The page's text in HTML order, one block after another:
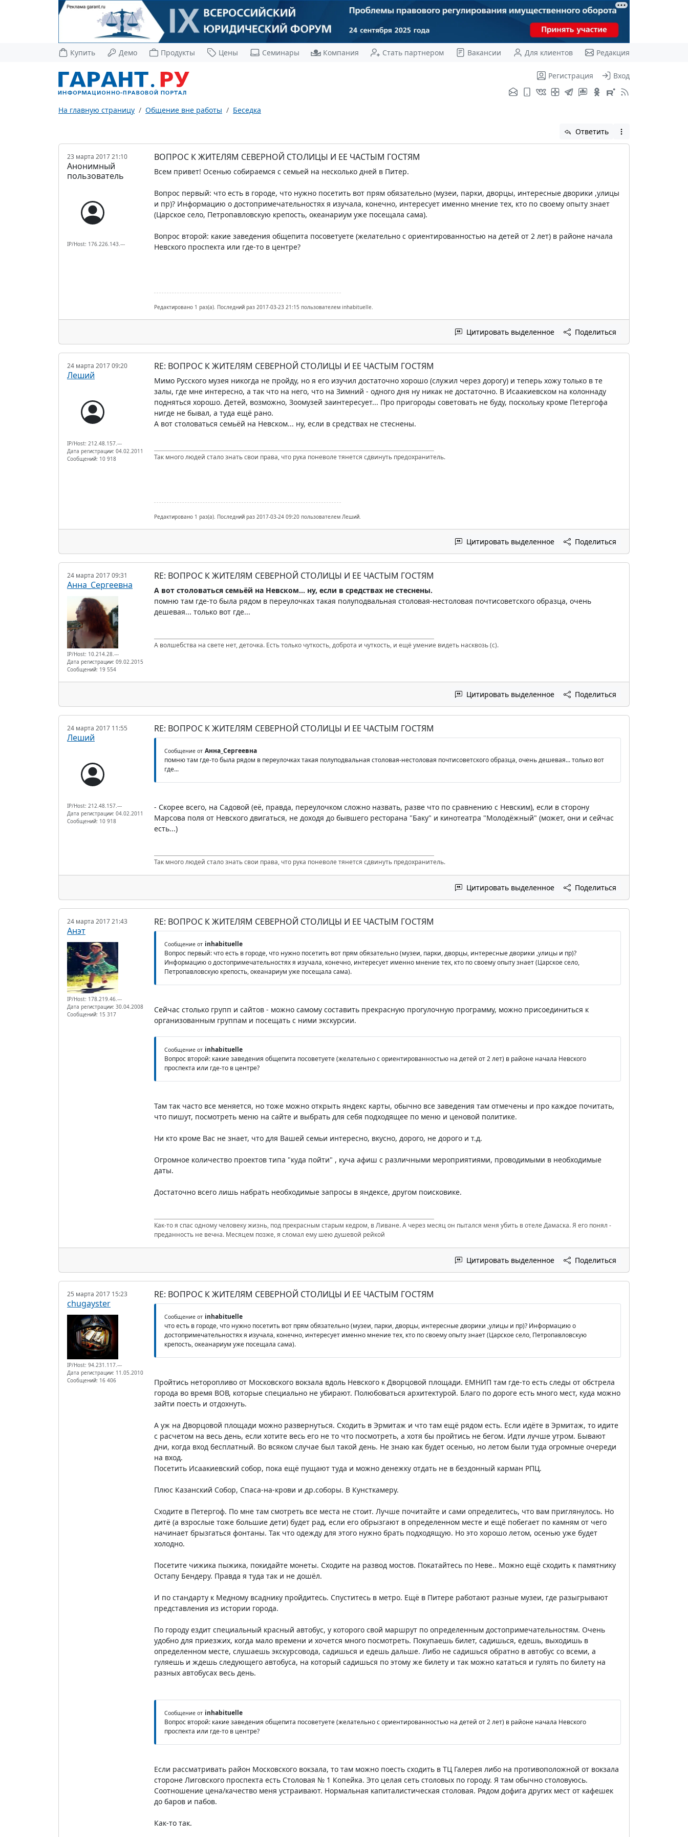
Купить Демо Продукты Цены Семинары Компания Стать партнером Вакансии Для клиентов Редакция
Регистрация Вход
На главную страницу Общение вне работы Беседка
Ответить
23 марта 2017 21:10
Анонимный
пользователь
IP/Host: 176.226.143.---
ВОПРОС К ЖИТЕЛЯМ СЕВЕРНОЙ СТОЛИЦЫ И ЕЕ ЧАСТЫМ ГОСТЯМ
Всем привет! Осенью собираемся с семьей на несколько дней в Питер.
Вопрос первый: что есть в городе, что нужно посетить вот прям обязательно (музеи, парки, дворцы, интересные дворики ,улицы
и пр)? Информацию о достопримечательностях я изучала, конечно, интересует именно мнение тех, кто по своему опыту знает
(Царское село, Петропавловскую крепость, океанариум уже посещала сама).
Вопрос второй: какие заведения общепита посоветуете (желательно с ориентированностью на детей от 2 лет) в районе начала
Невского проспекта или где-то в центре?
Редактировано 1 раз(а). Последний раз 2017-03-23 21:15 пользователем inhabituelle.
Цитировать выделенное Поделиться
24 марта 2017 09:20
Леший
IP/Host: 212.48.157.---
Дата регистрации: 04.02.2011
Сообщений: 10 918
RE: ВОПРОС К ЖИТЕЛЯМ СЕВЕРНОЙ СТОЛИЦЫ И ЕЕ ЧАСТЫМ ГОСТЯМ
Мимо Русского музея никогда не пройду, но я его изучил достаточно хорошо (служил через дорогу) и теперь хожу только в те
залы, где мне интересно, а так что на него, что на Зимний - одного дня ну никак не достаточно. В Исаакиевском на колоннаду
подняться хорошо. Детей, возможно, Зоомузей заинтересует... Про пригороды советовать не буду, поскольку кроме Петергофа
нигде не бывал, а туда ещё рано.
А вот столоваться семьёй на Невском... ну, если в средствах не стеснены.
Так много людей стало знать свои права, что рука поневоле тянется сдвинуть предохранитель.
Редактировано 1 раз(а). Последний раз 2017-03-24 09:20 пользователем Леший.
Цитировать выделенное Поделиться
24 марта 2017 09:31
Анна_Сергеевна
IP/Host: 10.214.28.---
Дата регистрации: 09.02.2015
Сообщений: 19 554
RE: ВОПРОС К ЖИТЕЛЯМ СЕВЕРНОЙ СТОЛИЦЫ И ЕЕ ЧАСТЫМ ГОСТЯМ
А вот столоваться семьёй на Невском... ну, если в средствах не стеснены.
помню там где-то была рядом в переулочках такая полуподвальная столовая-нестоловая почтисоветского образца, очень
дешевая... только вот где...
А волшебства на свете нет, деточка. Есть только чуткость, доброта и чуткость, и ещё умение видеть насквозь (с).
Цитировать выделенное Поделиться
24 марта 2017 11:55
Леший
IP/Host: 212.48.157.---
Дата регистрации: 04.02.2011
Сообщений: 10 918
RE: ВОПРОС К ЖИТЕЛЯМ СЕВЕРНОЙ СТОЛИЦЫ И ЕЕ ЧАСТЫМ ГОСТЯМ
Сообщение от Анна_Сергеевна
помню там где-то была рядом в переулочках такая полуподвальная столовая-нестоловая почтисоветского образца, очень дешевая... только вот
где...
- Скорее всего, на Садовой (её, правда, переулочком сложно назвать, разве что по сравнению с Невским), если в сторону
Марсова поля от Невского двигаться, не доходя до бывшего ресторана "Баку" и кинотеатра "Молодёжный" (может, они и сейчас
есть...)
Так много людей стало знать свои права, что рука поневоле тянется сдвинуть предохранитель.
Цитировать выделенное Поделиться
24 марта 2017 21:43
Анэт
IP/Host: 178.219.46.---
Дата регистрации: 30.04.2008
Сообщений: 15 317
RE: ВОПРОС К ЖИТЕЛЯМ СЕВЕРНОЙ СТОЛИЦЫ И ЕЕ ЧАСТЫМ ГОСТЯМ
Сообщение от inhabituelle
Вопрос первый: что есть в городе, что нужно посетить вот прям обязательно (музеи, парки, дворцы, интересные дворики ,улицы и пр)?
Информацию о достопримечательностях я изучала, конечно, интересует именно мнение тех, кто по своему опыту знает (Царское село,
Петропавловскую крепость, океанариум уже посещала сама).
Сейчас столько групп и сайтов - можно самому составить прекрасную прогулочную программу, можно присоединиться к
организованным группам и посещать с ними экскурсии.
Сообщение от inhabituelle
Вопрос второй: какие заведения общепита посоветуете (желательно с ориентированностью на детей от 2 лет) в районе начала Невского
проспекта или где-то в центре?
Там так часто все меняется, но тоже можно открыть яндекс карты, обычно все заведения там отмечены и про каждое почитать,
что пишут, посмотреть меню на сайте и выбрать для себя подходящее по меню и ценовой политике.
Ни кто кроме Вас не знает, что для Вашей семьи интересно, вкусно, дорого, не дорого и т.д.
Огромное количество проектов типа "куда пойти" , куча афиш с различными мероприятиями, проводимыми в необходимые
даты.
Достаточно всего лишь набрать необходимые запросы в яндексе, другом поисковике.
Как-то я спас одному человеку жизнь, под прекрасным старым кедром, в Ливане. А через месяц он пытался меня убить в отеле Дамаска. Я его понял -
преданность не вечна. Месяцем позже, я сломал ему шею душевой рейкой
Цитировать выделенное Поделиться
25 марта 2017 15:23
chugayster
IP/Host: 94.231.117.---
Дата регистрации: 11.05.2010
Сообщений: 16 406
RE: ВОПРОС К ЖИТЕЛЯМ СЕВЕРНОЙ СТОЛИЦЫ И ЕЕ ЧАСТЫМ ГОСТЯМ
Сообщение от inhabituelle
что есть в городе, что нужно посетить вот прям обязательно (музеи, парки, дворцы, интересные дворики ,улицы и пр)? Информацию о
достопримечательностях я изучала, конечно, интересует именно мнение тех, кто по своему опыту знает (Царское село, Петропавловскую
крепость, океанариум уже посещала сама).
Пройтись неторопливо от Московского вокзала вдоль Невского к Дворцовой площади. ЕМНИП там где-то есть следы от обстрела
города во время ВОВ, которые специально не убирают. Полюбоваться архитектурой. Благо по дороге есть много мест, куда можно
зайти поесть и отдохнуть.
А уж на Дворцовой площади можно развернуться. Сходить в Эрмитаж и что там ещё рядом есть. Если идёте в Эрмитаж, то идите
с расчетом на весь день, если хотите весь его не то что посмотреть, а хотя бы пройтись не бегом. Идти лучше утром. Бывают
дни, когда вход бесплатный. Во всяком случае был такой день. Не знаю как будет осенью, но летом были туда огромные очереди
на вход.
Посетить Исаакиевский собор, пока ещё пущают туда и можно денежку отдать не в бездонный карман РПЦ.
Плюс Казанский Собор, Спаса-на-крови и др.соборы. В Кунсткамеру.
Сходите в Петергоф. По мне там смотреть все места не стоит. Лучше почитайте и сами определитесь, что вам приглянулось. Но
дитё (а взрослые тоже большие дети) будет рад, если его обрызгают в определенном месте и ещё побегает по камням от чего
начинает брызгаться фонтаны. Так что одежду для этого нужно брать подходящую. Но это хорошо летом, осенью уже будет
холодно.
Посетите чижика пыжика, покидайте монеты. Сходите на развод мостов. Покатайтесь по Неве.. Можно ещё сходить к памятнику
Остапу Бендеру. Правда я туда так и не дошёл.
И по стандарту к Медному всаднику пройдитесь. Спуститесь в метро. Ещё в Питере работают разные музеи, где разыгрывают
представления из истории города.
По городу ездит специальный красный автобус, у которого свой маршрут по определенным достопримечательностям. Очень
удобно для приезжих, когда мало времени и хочется много посмотреть. Покупаешь билет, садишься, едешь, выходишь в
определенном месте, слушаешь экскурсовода, садишься и едешь дальше. Либо не садишься обратно в автобус со всеми, а
гуляешь и ждешь следующего автобуса, на который садишься по этому же билету и так можно кататься и гулять по билету на
разных автобусах весь день.
Сообщение от inhabituelle
Вопрос второй: какие заведения общепита посоветуете (желательно с ориентированностью на детей от 2 лет) в районе начала Невского
проспекта или где-то в центре?
Если рассматривать район Московского вокзала, то там можно поесть сходить в ТЦ Галерея либо на противоположной от вокзала
стороне Лиговского проспекта есть Столовая № 1 Копейка. Это целая сеть столовых по городу. Я там обычно столовуюсь.
Соотношение цена/качество меня устраивают. Нормальная капиталистическая столовая. Рядом дофига других мест от кафешек
до баров и пабов.
Как-то так.